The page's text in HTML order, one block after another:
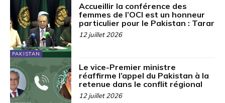
PAKISTAN
Accueillir la conférence des
femmes de l’OCI est un honneur
particulier pour le Pakistan : Tarar
12 juillet 2026
Le vice-Premier ministre
réaffirme l’appel du Pakistan à la
retenue dans le conflit régional
12 juillet 2026